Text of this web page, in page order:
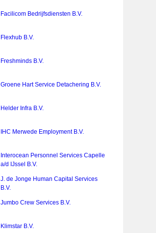
Facilicom Bedrijfsdiensten B.V.
Flexhub B.V.
Freshminds B.V.
Groene Hart Service Detachering B.V.
Helder Infra B.V.
IHC Merwede Employment B.V.
Interocean Personnel Services Capelle
a/d IJssel B.V.
J. de Jonge Human Capital Services
B.V.
Jumbo Crew Services B.V.
Klimstar B.V.